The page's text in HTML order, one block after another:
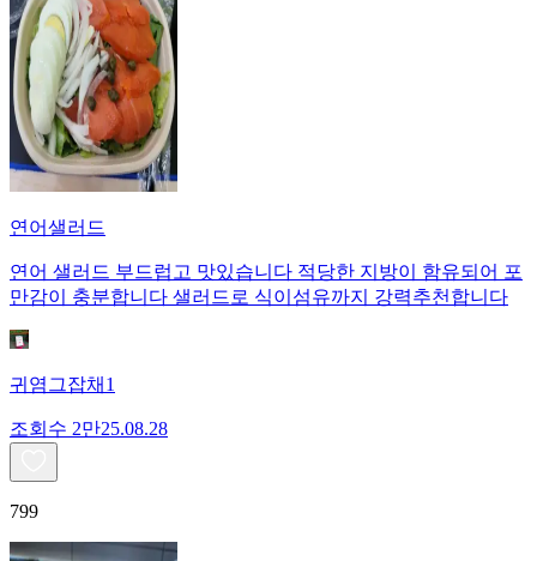
연어샐러드
연어 샐러드 부드럽고 맛있습니다 적당한 지방이 함유되어 포
만감이 충분합니다 샐러드로 식이섬유까지 강력추천합니다
귀염그잡채1
조회수 2만25.08.28
799